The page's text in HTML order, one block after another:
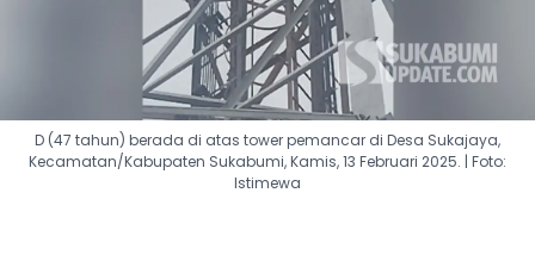
D (47 tahun) berada di atas tower pemancar di Desa Sukajaya,
Kecamatan/Kabupaten Sukabumi, Kamis, 13 Februari 2025. | Foto:
Istimewa